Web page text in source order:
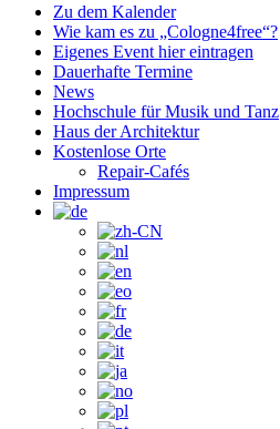
Zu dem Kalender
Wie kam es zu „Cologne4free“?
Eigenes Event hier eintragen
Dauerhafte Termine
News
Hochschule für Musik und Tanz
Haus der Architektur
Kostenlose Orte
Repair-Cafés
Impressum